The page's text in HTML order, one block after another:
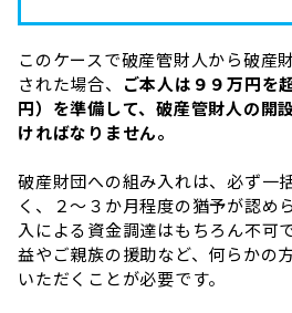
このケースで破産管財人から破産
された場合、
ご本人は９９万円を
円）を準備して、破産管財人の開
ければなりません。
破産財団への組み入れは、必ず一
く、２～３か月程度の猶予が認め
入による資金調達はもちろん不可
益やご親族の援助など、何らかの
いただくことが必要です。